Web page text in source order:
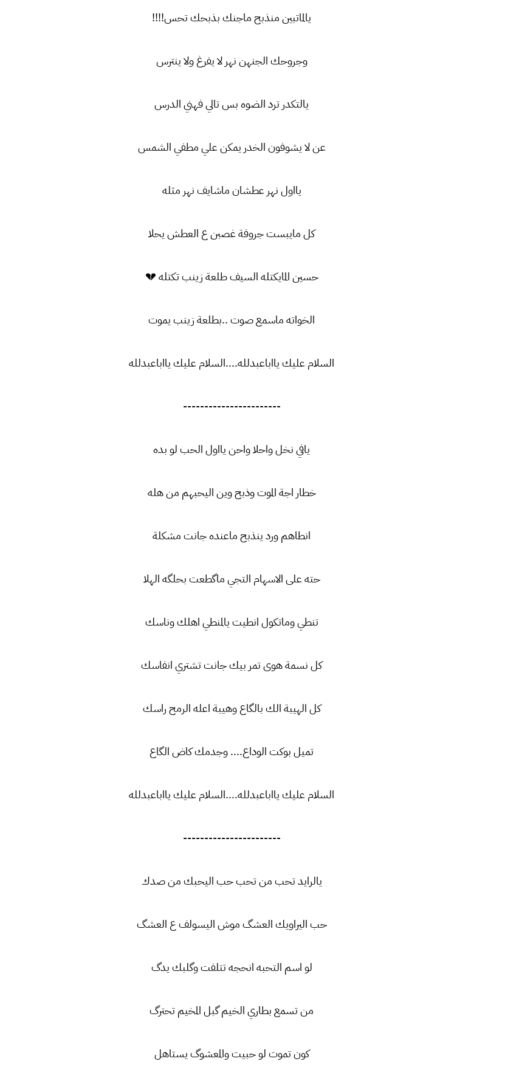
يالماتبين منذبح ماجنك بذبحك تحس!!!!
وجروحك الجنهن نهر لا يفرغ ولا ينترس
يالتكدر ترد الضوه بس تالي فهني الدرس
عن لا يشوفون الخدر يمكن علي مطفي الشمس
يااول نهر عطشان ماشايف نهر مثله
كل مايبست جروفة غصبن ع العطش يحلا
حسين المايكتله السيف طلعة زينب تكتله 💔
الخواته ماسمع صوت ..بطلعة زينب يموت
السلام عليك يااباعبدلله....السلام عليك يااباعبدلله
-----------------------
يافي نخل واحلا واحن يااول الحب لو بده
خطار اجة الموت وذبح وين اليحبهم من هله
انطاهم ورد ينذبح ماعنده جانت مشكلة
حته على الاسهام التجي ماگطعت بحلگه الهلا
تنطي وماتكول انطيت يالمنطي اهلك وناسك
كل نسمة هوى تمر بيك جانت تشتري انفاسك
كل الهيبة الك بالگاع وهيبة اعله الرمح راسك
تميل بوكت الوداع.... وجدمك كاض الگاع
السلام عليك يااباعبدلله....السلام عليك يااباعبدلله
-----------------------
يالرايد تحب من تحب حب اليحبك من صدك
حب اليراويك العشگ موش اليسولف ع العشگ
لو اسم التحبه انحجه تتلفت وگلبك يدگ
من تسمع بطاري الخيم گبل المخيم تحترگ
كون تموت لو حبيت والمعشوگ يستاهل